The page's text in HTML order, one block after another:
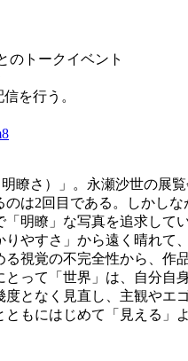
のトークイベント
を行う。
明瞭さ）」。永瀬沙世の展
のは2回目である。しかしな
「明瞭」な写真を追求して
りやすさ」から遠く晴れて
る視覚の不完全性から、作
とって「世界」は、自分自
度となく見直し、主観やエ
ともにはじめて「見える」